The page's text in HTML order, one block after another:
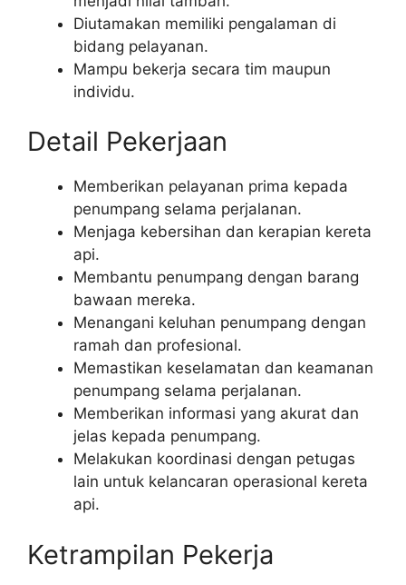
Diutamakan memiliki pengalaman di
bidang pelayanan.
Mampu bekerja secara tim maupun
individu.
Detail Pekerjaan
Memberikan pelayanan prima kepada
penumpang selama perjalanan.
Menjaga kebersihan dan kerapian kereta
api.
Membantu penumpang dengan barang
bawaan mereka.
Menangani keluhan penumpang dengan
ramah dan profesional.
Memastikan keselamatan dan keamanan
penumpang selama perjalanan.
Memberikan informasi yang akurat dan
jelas kepada penumpang.
Melakukan koordinasi dengan petugas
lain untuk kelancaran operasional kereta
api.
Ketrampilan Pekerja